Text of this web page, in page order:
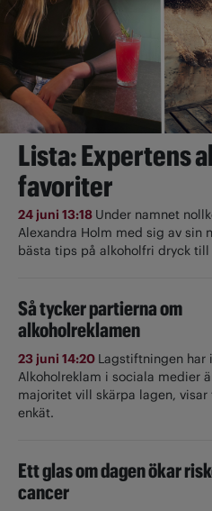
Lista: Expertens
favoriter
24 juni 13:18 Under namnet
Alexandra Holm med sig av sin
bästa tips på alkoholfri dryck till
Så tycker partierna om
alkoholreklamen
23 juni 14:20 Lagstiftningen har
Alkoholreklam i sociala medier
majoritet vill skärpa lagen,
enkät.
Ett glas om dagen ökar
cancer